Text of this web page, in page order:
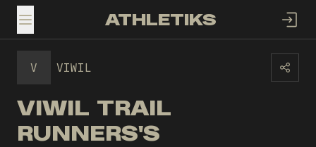
TOGGLE MENUATHLETIKS
V VIWIL
VIWIL TRAIL
RUNNERS'S